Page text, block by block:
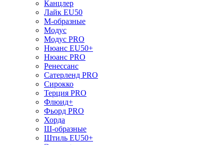
Канцлер
Лайк EU50
М-образные
Модус
Модус PRO
Нюанс EU50+
Нюанс PRO
Ренессанс
Сатерленд PRO
Сирокко
Терция PRO
Флюид+
Фьорд PRO
Хорда
Ш-образные
Штиль EU50+